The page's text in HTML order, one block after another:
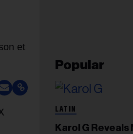
et
Popular
LATIN
Karol G Reveals